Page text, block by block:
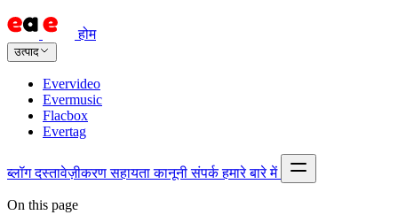
होम
उत्पाद
Evervideo
Evermusic
Flacbox
Evertag
ब्लॉग दस्तावेज़ीकरण सहायता कानूनी संपर्क हमारे बारे में
On this page